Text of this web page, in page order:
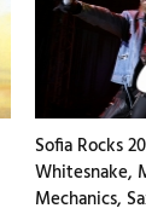
Sofia Rocks
Whitesnake,
Mechanics,